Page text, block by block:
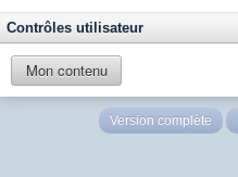
Contrôles utilisateur
Mon contenu
Version complète